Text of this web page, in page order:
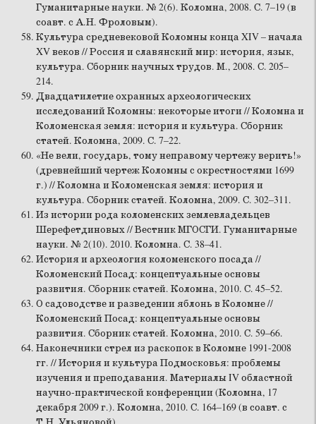
Гуманитарные науки. № 2(6). Коломна, 2008. С. 7–19 (в
соавт. с А.Н. Фроловым).
Культура средневековой Коломны конца XIV – начала
XV веков // Россия и славянский мир: история, язык,
культура. Сборник научных трудов. М., 2008. С. 205–
214.
Двадцатилетие охранных археологических
исследований Коломны: некоторые итоги // Коломна и
Коломенская земля: история и культура. Сборник
статей. Коломна, 2009. С. 7–22.
«Не вели, государь, тому неправому чертежу верить!»
(древнейший чертеж Коломны с окрестностями 1699
г.) // Коломна и Коломенская земля: история и
культура. Сборник статей. Коломна, 2009. С. 302–311.
Из истории рода коломенских землевладельцев
Шерефетдиновых // Вестник МГОСГИ. Гуманитарные
науки. № 2(10). 2010. Коломна. С. 38–41.
История и археология коломенского посада //
Коломенский Посад: концептуальные основы
развития. Сборник статей. Коломна, 2010. С. 45–52.
О садоводстве и разведении яблонь в Коломне //
Коломенский Посад: концептуальные основы
развития. Сборник статей. Коломна, 2010. С. 59–66.
Наконечники стрел из раскопок в Коломне 1991-2008
гг. // История и культура Подмосковья: проблемы
изучения и преподавания. Материалы IV областной
научно-практической конференции (Коломна, 17
декабря 2009 г.). Коломна, 2010. С. 164–169 (в соавт. с